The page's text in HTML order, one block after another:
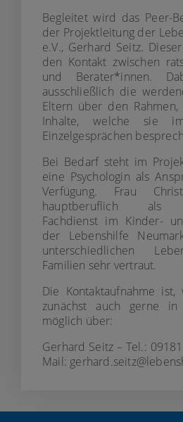
Begleitet wird das Peer-
der Projektleitung der
e.V., Gerhard Seitz.
den Kontakt zwischen
und Berater*innen.
ausschließlich die
Eltern über den
Inhalte, welche sie
Einzelgesprächen
Bei Bedarf steht im
eine Psychologin als
Verfügung. Frau
hauptberuflich als
Fachdienst im Kinder-
der Lebenshilfe
unterschiedlichen
Familien sehr vertraut.
Die Kontaktaufnahme ist,
zunächst auch gerne in
möglich über:
Gerhard Seitz – Tel.:
Mail: